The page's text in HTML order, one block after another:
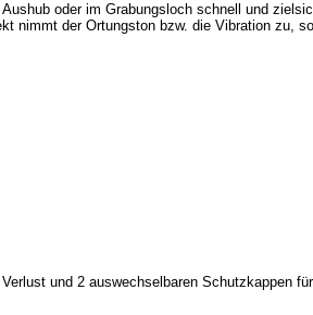
oder im Grabungsloch schnell und
nimmt der Ortungston bzw. die Vibration zu,
und 2 auswechselbaren Schutzkappen